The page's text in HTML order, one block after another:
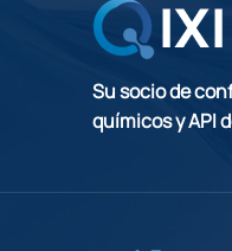
Su socio de
químicos y API